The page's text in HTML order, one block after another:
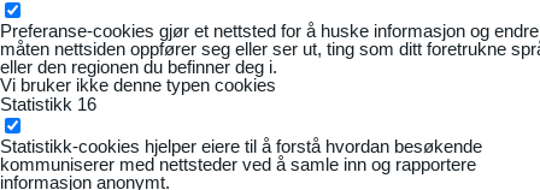
Preferanse-cookies gjør et nettsted for å huske informasjon og
måten nettsiden oppfører seg eller ser ut, ting som ditt foretrukne
eller den regionen du befinner deg i.
Vi bruker ikke denne typen cookies
Statistikk 16
Statistikk-cookies hjelper eiere til å forstå hvordan besøkende
kommuniserer med nettsteder ved å samle inn og rapportere
informasjon anonymt.